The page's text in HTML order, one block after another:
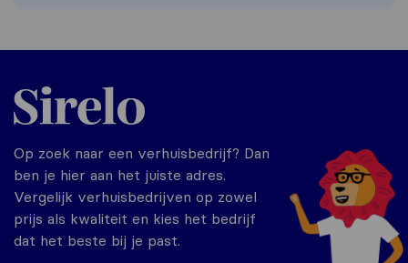
Sirelo.nl
Op zoek naar een verhuisbedrijf? Dan
ben je hier aan het juiste adres.
Vergelijk verhuisbedrijven op zowel
prijs als kwaliteit en kies het bedrijf
dat het beste bij je past.